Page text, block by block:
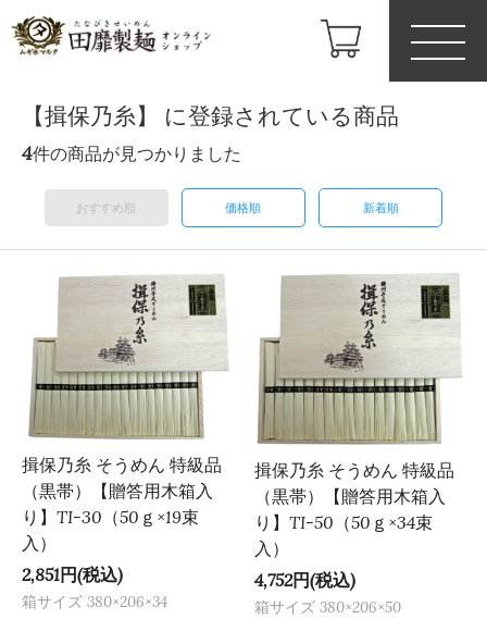
【揖保乃糸】 に登録されている商品
4件の商品が見つかりました
おすすめ順 価格順 新着順
揖保乃糸 そうめん 特級品
（黒帯）【贈答用木箱入
り】TI-30（50ｇ×19束
入）
2,851円(税込)
箱サイズ 380×206×34
揖保乃糸 そうめん 特級品
（黒帯）【贈答用木箱入
り】TI-50（50ｇ×34束
入）
4,752円(税込)
箱サイズ 380×206×50